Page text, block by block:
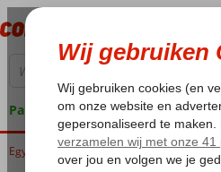
Pakketgarantie
Home
Egypte Rode Zee Hurghada Makadi Bay